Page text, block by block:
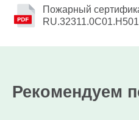
Пожарный
Рекомендуем